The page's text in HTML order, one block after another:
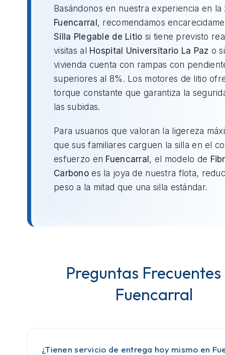
Basándonos en nuestra experiencia en la
Fuencarral, recomendamos
Silla Plegable de Litio si tiene previsto
visitas al Hospital Universitario La Paz o
vivienda cuenta con rampas con
superiores al 8%. Los motores de litio
torque constante que garantiza la
las subidas.
Para usuarios que valoran la ligereza
que sus familiares carguen la silla en el
esfuerzo en Fuencarral, el modelo de
Carbono es la joya de nuestra flota,
peso a la mitad que una silla estándar.
Preguntas Frecuentes
Fuencarral
¿Tienen servicio de entrega hoy mismo en